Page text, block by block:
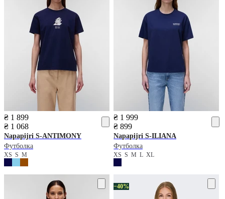
₴ 1 899
₴ 1 068
Napapijri S-ANTIMONY
Футболка
XS S M
₴ 1 999
₴ 899
Napapijri S-ILIANA
Футболка
XSSMLXL
−40%